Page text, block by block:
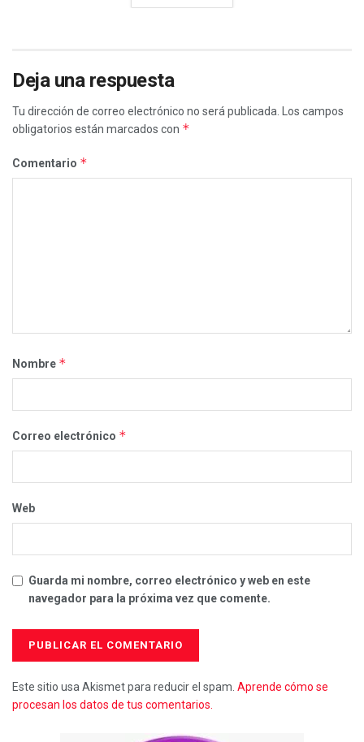
Deja una respuesta
Tu dirección de correo electrónico no será publicada.
Los campos
obligatorios están marcados con *
Comentario *
Nombre *
Correo electrónico *
Web
Guarda mi nombre, correo electrónico y web en este
navegador para la próxima vez que comente.
Este sitio usa Akismet para reducir el spam. Aprende cómo se
procesan los datos de tus comentarios.